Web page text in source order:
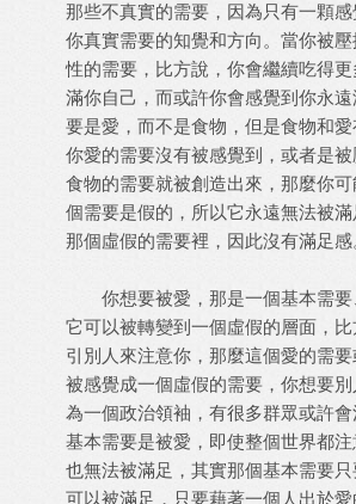
那些不真實的需要，因為只有一顆
你真實需要的知覺和方向。當你被
性的需要，比方說，你會繼續吃得
滿你自己，而或許你會感覺到你永
要是愛，而不是食物，但是食物和
你愛的需要沒有被感覺到，或者是
食物的需要就被創造出來，那麼你
個需要是假的，所以它永遠無法被
那個虛假的需要裡，因此沒有滿足感
你想要被愛，那是一個基本需要
它可以被轉變到一個虛假的層面，
引別人來注意你，那麼這個愛的需
被感覺成一個虛假的需要，你想要
為一個政治領袖，有很多群眾或許
基本需要是被愛，即使整個世界都
也無法被滿足，其實那個基本需要
可以被滿足，只要藉著一個人出於